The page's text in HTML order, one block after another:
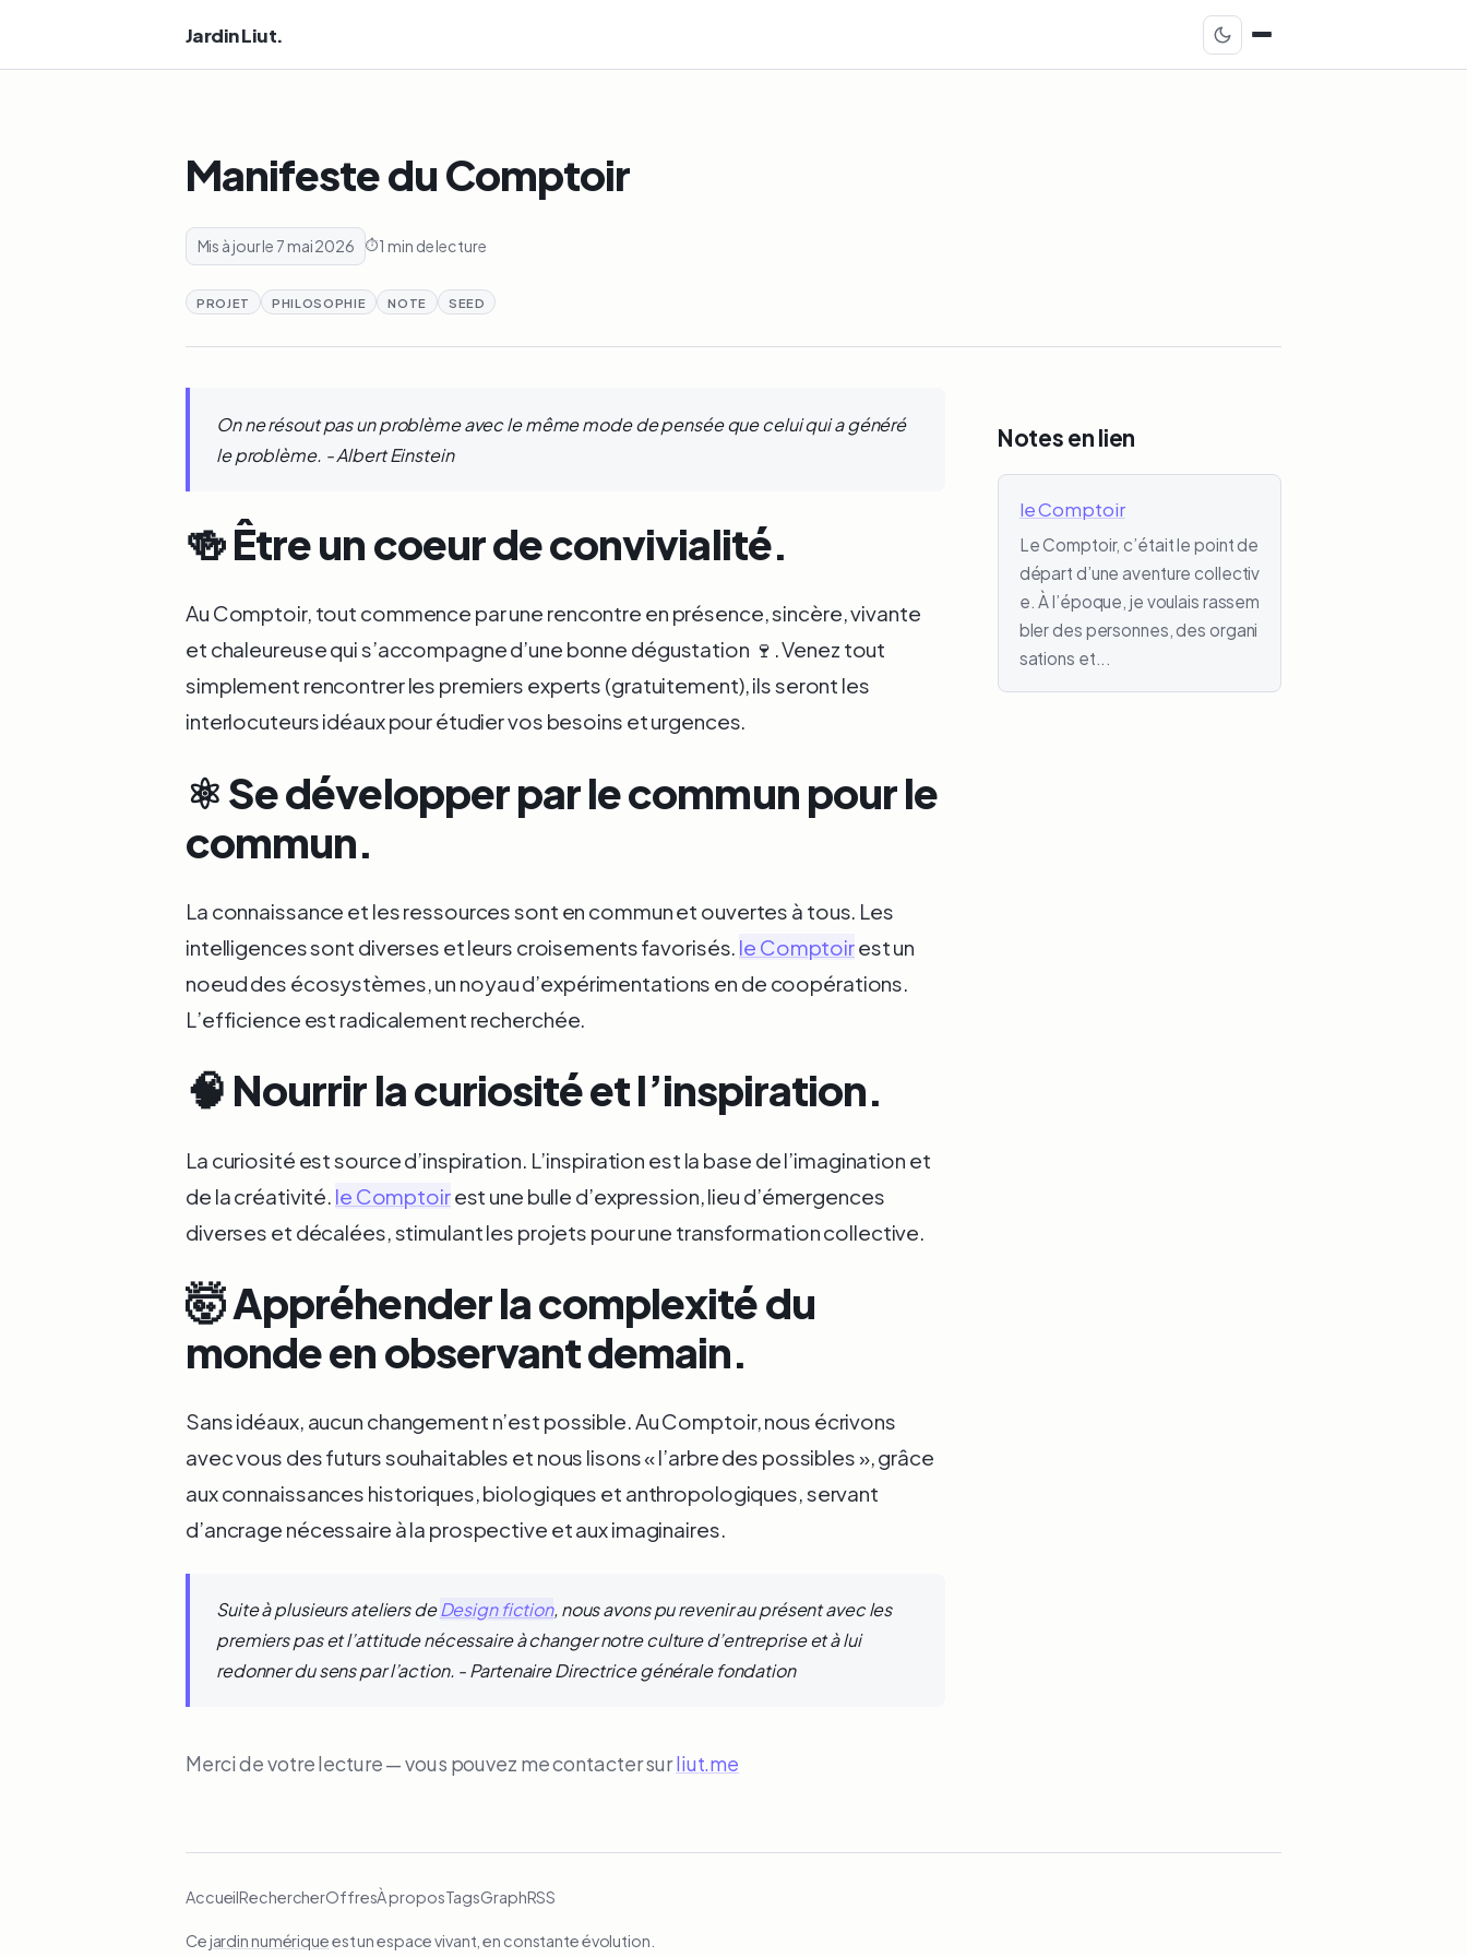
Jardin Liut.
Manifeste du Comptoir
Mis à jour le 7 mai 2026 1 min de lecture
PROJET PHILOSOPHIE NOTE SEED
On ne résout pas un problème avec le même mode de pensée que celui qui a généré
le problème. - Albert Einstein
🍻 Être un coeur de convivialité.
Au Comptoir, tout commence par une rencontre en présence, sincère, vivante
et chaleureuse qui s’accompagne d’une bonne dégustation 🍷. Venez tout
simplement rencontrer les premiers experts (gratuitement), ils seront les
interlocuteurs idéaux pour étudier vos besoins et urgences.
⚛️ Se développer par le commun pour le
commun.
La connaissance et les ressources sont en commun et ouvertes à tous. Les
intelligences sont diverses et leurs croisements favorisés. le Comptoirest un
noeud des écosystèmes, un noyau d’expérimentations en de coopérations.
L’efficience est radicalement recherchée.
🧠 Nourrir la curiosité et l’inspiration.
La curiosité est source d’inspiration. L’inspiration est la base de l’imagination et
de la créativité. le Comptoirest une bulle d’expression, lieu d’émergences
diverses et décalées, stimulant les projets pour une transformation collective.
🤯 Appréhender la complexité du
monde en observant demain.
Sans idéaux, aucun changement n’est possible. Au Comptoir, nous écrivons
avec vous des futurs souhaitables et nous lisons « l’arbre des possibles », grâce
aux connaissances historiques, biologiques et anthropologiques, servant
d’ancrage nécessaire à la prospective et aux imaginaires.
Suite à plusieurs ateliers deDesign fiction, nous avons pu revenir au présent avec les
premiers pas et l’attitude nécessaire à changer notre culture d’entreprise et à lui
redonner du sens par l’action. - Partenaire Directrice générale fondation
Merci de votre lecture — vous pouvez me contacter surliut.me
Notes en lien
le Comptoir
Le Comptoir, c’était le point de
départ d’une aventure collectiv
e. À l’époque, je voulais rassem
bler des personnes, des organi
sations et...
AccueilRechercherOffresÀ proposTagsGraphRSS
Cejardin numériqueest un espace vivant, en constante évolution.